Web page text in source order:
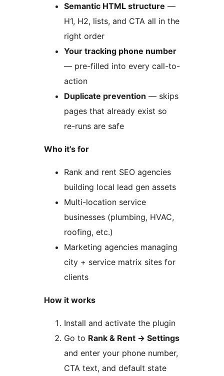
Semantic HTML structure —
H1, H2, lists, and CTA all in the
right order
Your tracking phone number
— pre-filled into every call-to-
action
Duplicate prevention — skips
pages that already exist so
re-runs are safe
Who it’s for
Rank and rent SEO agencies
building local lead gen assets
Multi-location service
businesses (plumbing, HVAC,
roofing, etc.)
Marketing agencies managing
city + service matrix sites for
clients
How it works
Install and activate the plugin
Go to Rank & Rent → Settings
and enter your phone number,
CTA text, and default state